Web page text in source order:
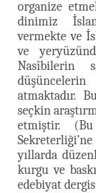
organize
dinimiz
vermekte ve
ve
Nasîbilerin
atmaktadır.
seçkin
etmiştir.
yıllarda
kurgu ve
edebiyat